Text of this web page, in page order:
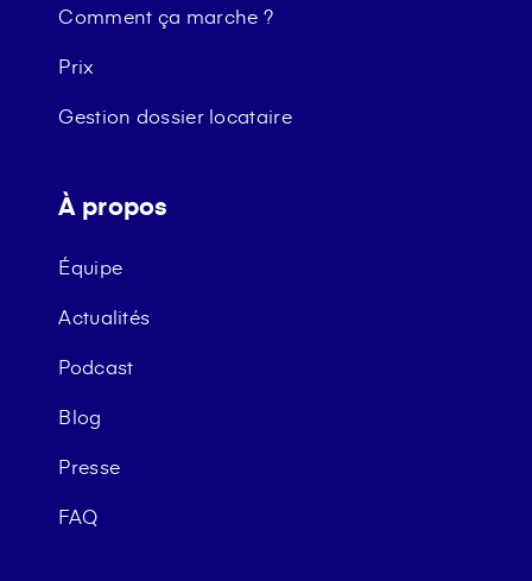
Comment ça marche ?
Prix
Gestion dossier locataire
À propos
Équipe
Actualités
Podcast
Blog
Presse
FAQ